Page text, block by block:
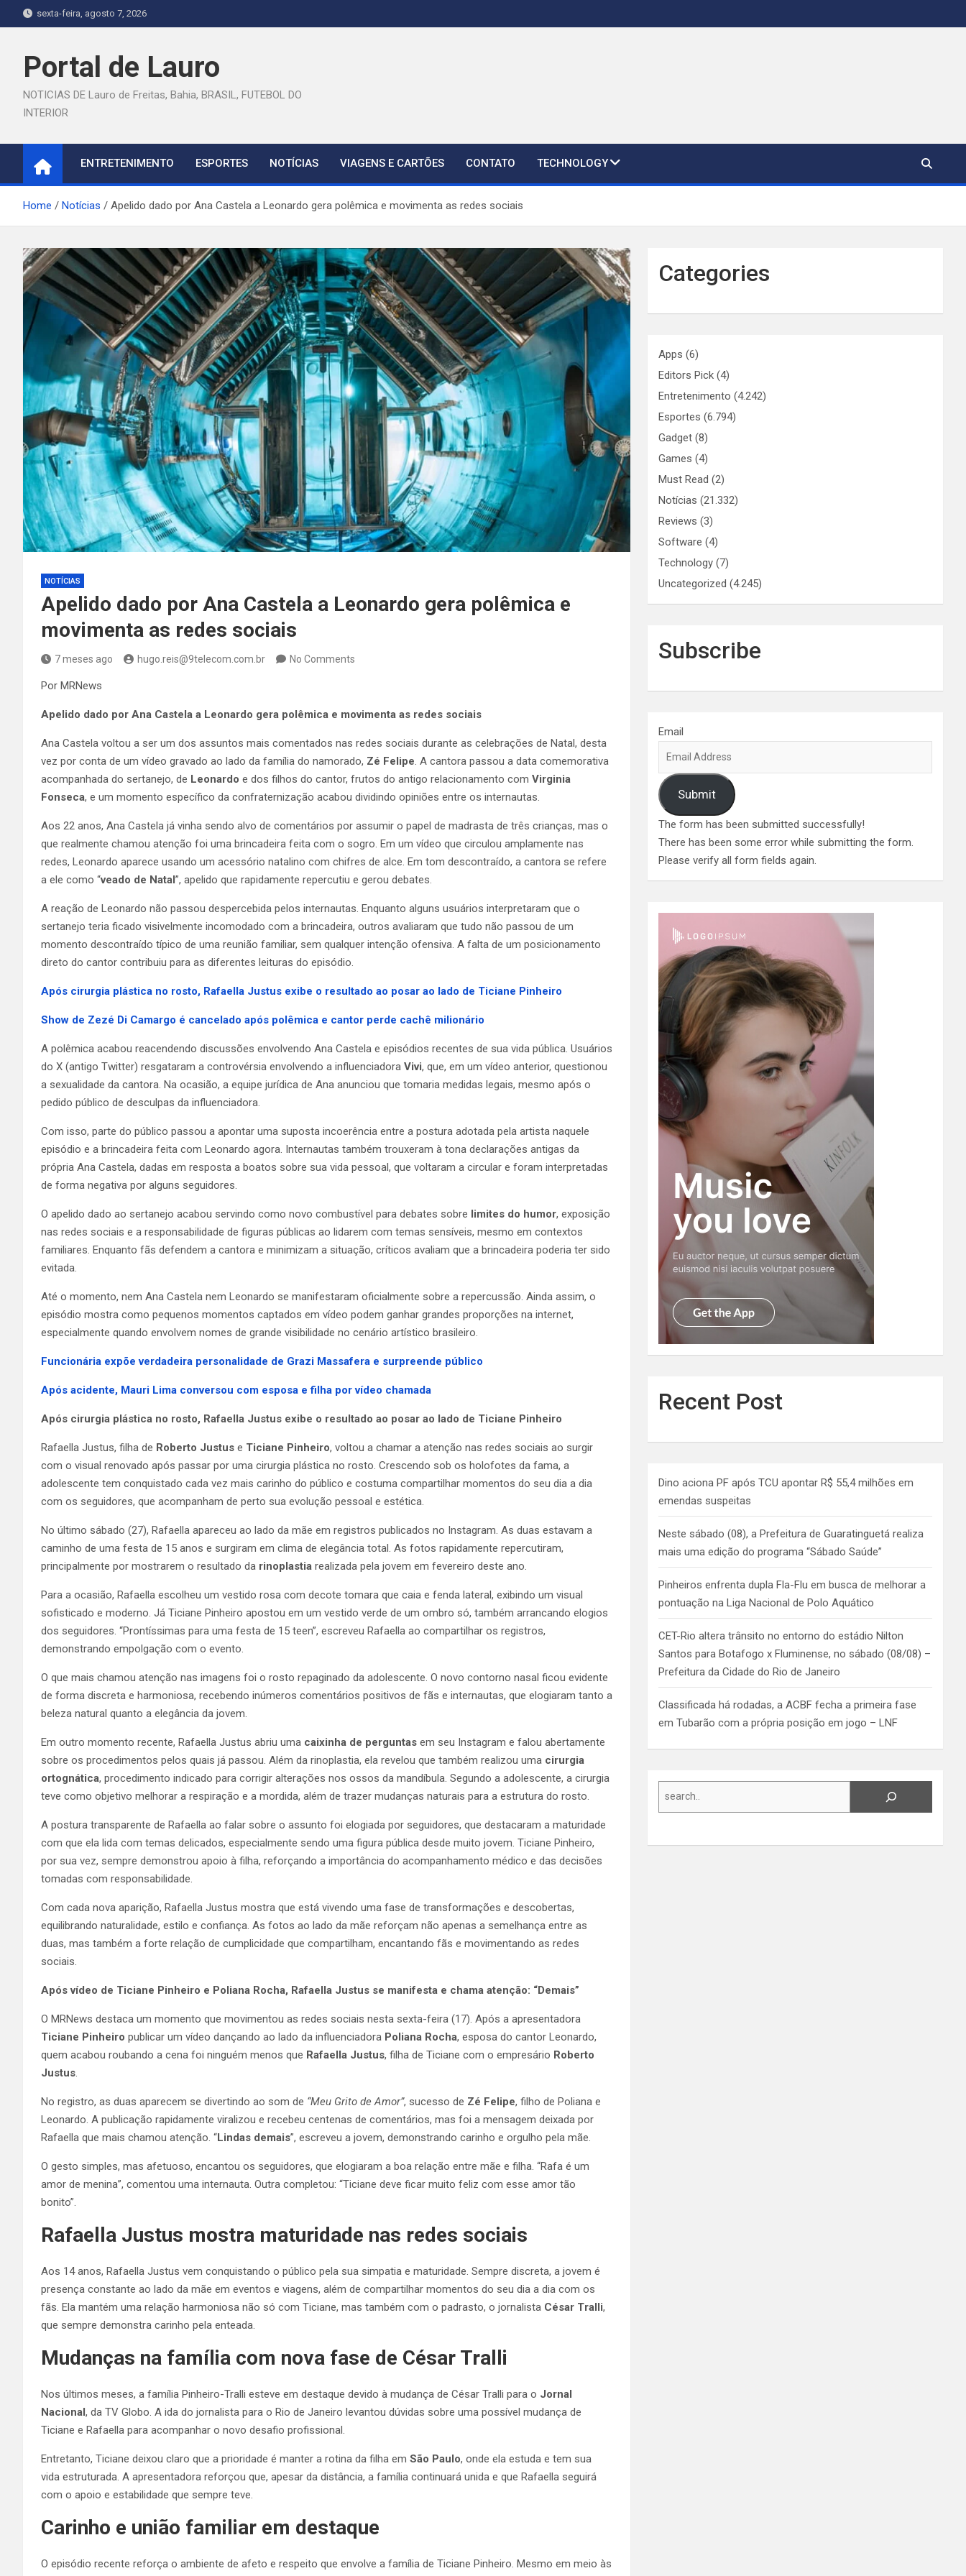
to
sexta-feira, agosto 7, 2026
Portal de Lauro
NOTICIAS DE Lauro de Freitas, Bahia, BRASIL, FUTEBOL DO
INTERIOR
ENTRETENIMENTO ESPORTES NOTÍCIAS VIAGENS E CARTÕES CONTATO TECHNOLOGY
Home Notícias Apelido dado por Ana Castela a Leonardo gera polêmica e movimenta as redes sociais
NOTÍCIAS
Apelido dado por Ana Castela a Leonardo gera polêmica e
movimenta as redes sociais
7 meses ago hugo.reis@9telecom.com.br No Comments
Por MRNews
Apelido dado por Ana Castela a Leonardo gera polêmica e movimenta as redes sociais
Ana Castela voltou a ser um dos assuntos mais comentados nas redes sociais durante as celebrações de Natal, desta
vez por conta de um vídeo gravado ao lado da família do namorado, Zé Felipe. A cantora passou a data comemorativa
acompanhada do sertanejo, de Leonardo e dos filhos do cantor, frutos do antigo relacionamento com Virginia
Fonseca, e um momento específico da confraternização acabou dividindo opiniões entre os internautas.
Aos 22 anos, Ana Castela já vinha sendo alvo de comentários por assumir o papel de madrasta de três crianças, mas o
que realmente chamou atenção foi uma brincadeira feita com o sogro. Em um vídeo que circulou amplamente nas
redes, Leonardo aparece usando um acessório natalino com chifres de alce. Em tom descontraído, a cantora se refere
a ele como “veado de Natal”, apelido que rapidamente repercutiu e gerou debates.
A reação de Leonardo não passou despercebida pelos internautas. Enquanto alguns usuários interpretaram que o
sertanejo teria ficado visivelmente incomodado com a brincadeira, outros avaliaram que tudo não passou de um
momento descontraído típico de uma reunião familiar, sem qualquer intenção ofensiva. A falta de um posicionamento
direto do cantor contribuiu para as diferentes leituras do episódio.
Após cirurgia plástica no rosto, Rafaella Justus exibe o resultado ao posar ao lado de Ticiane Pinheiro
Show de Zezé Di Camargo é cancelado após polêmica e cantor perde cachê milionário
A polêmica acabou reacendendo discussões envolvendo Ana Castela e episódios recentes de sua vida pública. Usuários
do X (antigo Twitter) resgataram a controvérsia envolvendo a influenciadora Vivi, que, em um vídeo anterior, questionou
a sexualidade da cantora. Na ocasião, a equipe jurídica de Ana anunciou que tomaria medidas legais, mesmo após o
pedido público de desculpas da influenciadora.
Com isso, parte do público passou a apontar uma suposta incoerência entre a postura adotada pela artista naquele
episódio e a brincadeira feita com Leonardo agora. Internautas também trouxeram à tona declarações antigas da
própria Ana Castela, dadas em resposta a boatos sobre sua vida pessoal, que voltaram a circular e foram interpretadas
de forma negativa por alguns seguidores.
O apelido dado ao sertanejo acabou servindo como novo combustível para debates sobre limites do humor, exposição
nas redes sociais e a responsabilidade de figuras públicas ao lidarem com temas sensíveis, mesmo em contextos
familiares. Enquanto fãs defendem a cantora e minimizam a situação, críticos avaliam que a brincadeira poderia ter sido
evitada.
Até o momento, nem Ana Castela nem Leonardo se manifestaram oficialmente sobre a repercussão. Ainda assim, o
episódio mostra como pequenos momentos captados em vídeo podem ganhar grandes proporções na internet,
especialmente quando envolvem nomes de grande visibilidade no cenário artístico brasileiro.
Funcionária expõe verdadeira personalidade de Grazi Massafera e surpreende público
Após acidente, Mauri Lima conversou com esposa e filha por vídeo chamada
Após cirurgia plástica no rosto, Rafaella Justus exibe o resultado ao posar ao lado de Ticiane Pinheiro
Rafaella Justus, filha de Roberto Justus e Ticiane Pinheiro, voltou a chamar a atenção nas redes sociais ao surgir
com o visual renovado após passar por uma cirurgia plástica no rosto. Crescendo sob os holofotes da fama, a
adolescente tem conquistado cada vez mais carinho do público e costuma compartilhar momentos do seu dia a dia
com os seguidores, que acompanham de perto sua evolução pessoal e estética.
No último sábado (27), Rafaella apareceu ao lado da mãe em registros publicados no Instagram. As duas estavam a
caminho de uma festa de 15 anos e surgiram em clima de elegância total. As fotos rapidamente repercutiram,
principalmente por mostrarem o resultado da rinoplastia realizada pela jovem em fevereiro deste ano.
Para a ocasião, Rafaella escolheu um vestido rosa com decote tomara que caia e fenda lateral, exibindo um visual
sofisticado e moderno. Já Ticiane Pinheiro apostou em um vestido verde de um ombro só, também arrancando elogios
dos seguidores. “Prontíssimas para uma festa de 15 teen”, escreveu Rafaella ao compartilhar os registros,
demonstrando empolgação com o evento.
O que mais chamou atenção nas imagens foi o rosto repaginado da adolescente. O novo contorno nasal ficou evidente
de forma discreta e harmoniosa, recebendo inúmeros comentários positivos de fãs e internautas, que elogiaram tanto a
beleza natural quanto a elegância da jovem.
Em outro momento recente, Rafaella Justus abriu uma caixinha de perguntas em seu Instagram e falou abertamente
sobre os procedimentos pelos quais já passou. Além da rinoplastia, ela revelou que também realizou uma cirurgia
ortognática, procedimento indicado para corrigir alterações nos ossos da mandíbula. Segundo a adolescente, a cirurgia
teve como objetivo melhorar a respiração e a mordida, além de trazer mudanças naturais para a estrutura do rosto.
A postura transparente de Rafaella ao falar sobre o assunto foi elogiada por seguidores, que destacaram a maturidade
com que ela lida com temas delicados, especialmente sendo uma figura pública desde muito jovem. Ticiane Pinheiro,
por sua vez, sempre demonstrou apoio à filha, reforçando a importância do acompanhamento médico e das decisões
tomadas com responsabilidade.
Com cada nova aparição, Rafaella Justus mostra que está vivendo uma fase de transformações e descobertas,
equilibrando naturalidade, estilo e confiança. As fotos ao lado da mãe reforçam não apenas a semelhança entre as
duas, mas também a forte relação de cumplicidade que compartilham, encantando fãs e movimentando as redes
sociais.
Após vídeo de Ticiane Pinheiro e Poliana Rocha, Rafaella Justus se manifesta e chama atenção: “Demais”
O MRNews destaca um momento que movimentou as redes sociais nesta sexta-feira (17). Após a apresentadora
Ticiane Pinheiro publicar um vídeo dançando ao lado da influenciadora Poliana Rocha, esposa do cantor Leonardo,
quem acabou roubando a cena foi ninguém menos que Rafaella Justus, filha de Ticiane com o empresário Roberto
Justus.
No registro, as duas aparecem se divertindo ao som de “Meu Grito de Amor”, sucesso de Zé Felipe, filho de Poliana e
Leonardo. A publicação rapidamente viralizou e recebeu centenas de comentários, mas foi a mensagem deixada por
Rafaella que mais chamou atenção. “Lindas demais”, escreveu a jovem, demonstrando carinho e orgulho pela mãe.
O gesto simples, mas afetuoso, encantou os seguidores, que elogiaram a boa relação entre mãe e filha. “Rafa é um
amor de menina”, comentou uma internauta. Outra completou: “Ticiane deve ficar muito feliz com esse amor tão
bonito”.
Rafaella Justus mostra maturidade nas redes sociais
Aos 14 anos, Rafaella Justus vem conquistando o público pela sua simpatia e maturidade. Sempre discreta, a jovem é
presença constante ao lado da mãe em eventos e viagens, além de compartilhar momentos do seu dia a dia com os
fãs. Ela mantém uma relação harmoniosa não só com Ticiane, mas também com o padrasto, o jornalista César Tralli,
que sempre demonstra carinho pela enteada.
Mudanças na família com nova fase de César Tralli
Nos últimos meses, a família Pinheiro-Tralli esteve em destaque devido à mudança de César Tralli para o Jornal
Nacional, da TV Globo. A ida do jornalista para o Rio de Janeiro levantou dúvidas sobre uma possível mudança de
Ticiane e Rafaella para acompanhar o novo desafio profissional.
Entretanto, Ticiane deixou claro que a prioridade é manter a rotina da filha em São Paulo, onde ela estuda e tem sua
vida estruturada. A apresentadora reforçou que, apesar da distância, a família continuará unida e que Rafaella seguirá
com o apoio e estabilidade que sempre teve.
Carinho e união familiar em destaque
O episódio recente reforça o ambiente de afeto e respeito que envolve a família de Ticiane Pinheiro. Mesmo em meio às
Categories
Apps (6)
Editors Pick (4)
Entretenimento (4.242)
Esportes (6.794)
Gadget (8)
Games (4)
Must Read (2)
Notícias (21.332)
Reviews (3)
Software (4)
Technology (7)
Uncategorized (4.245)
Subscribe
Email
Submit
The form has been submitted successfully!
There has been some error while submitting the form.
Please verify all form fields again.
Recent Post
Dino aciona PF após TCU apontar R$ 55,4 milhões em
emendas suspeitas
Neste sábado (08), a Prefeitura de Guaratinguetá realiza
mais uma edição do programa “Sábado Saúde”
Pinheiros enfrenta dupla Fla-Flu em busca de melhorar a
pontuação na Liga Nacional de Polo Aquático
CET-Rio altera trânsito no entorno do estádio Nilton
Santos para Botafogo x Fluminense, no sábado (08/08) –
Prefeitura da Cidade do Rio de Janeiro
Classificada há rodadas, a ACBF fecha a primeira fase
em Tubarão com a própria posição em jogo – LNF
Search